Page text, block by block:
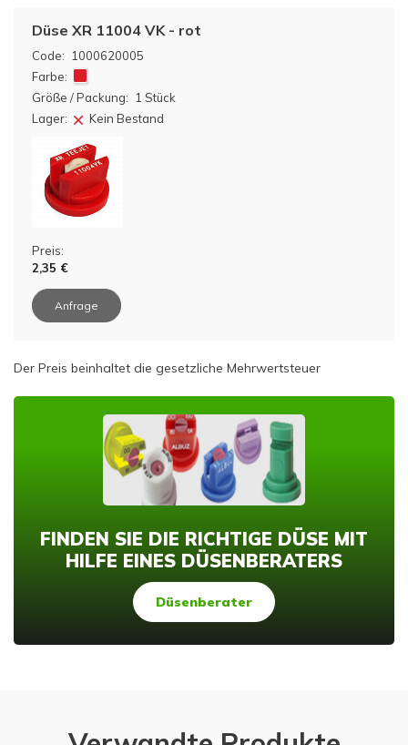
Code: 1000620005
Düse XR 11004 VK - rot
Farbe:
Größe / Packung:
1 Stück
Lager:
Kein Bestand
Preis:
2,35 €
Anfrage
Der Preis beinhaltet die gesetzliche Mehrwertsteuer
FINDEN SIE DIE RICHTIGE DÜSE MIT
HILFE EINES DÜSENBERATERS
Düsenberater